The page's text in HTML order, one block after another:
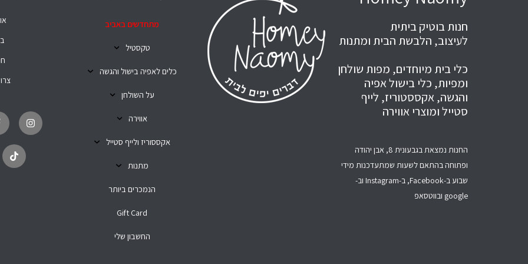
חנות בוטיק ביתית
לעיצוב, הלבשת הבית ומתנות
כלי בית מיוחדים, מפות שולחן
ומפיות, כלי בישול אפיה
והגשה, אקססטוריז, לייף
סטייל ומוצרי אווירה
החנות נמצאת בגבעונית 8, אבן יהודה
ופתוחה בהתאם לשעות שמתעדכנות מידי
שבוע ב-Facebook, ב-Instagram וב-
google ובווטסאפ
מתחדשים באביב
טקסטיל
כלים לאפיה בישול והגשה
על השולחן
אווירה
אקססוריז ולייף סטייל
מתנות
הנמכרים ביותר
Gift Card
החשבון שלי
n
s
t
k